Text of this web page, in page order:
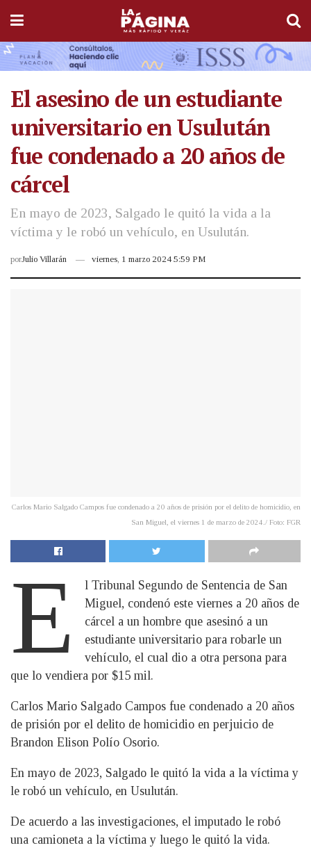
El asesino de un estudiante
universitario en Usulután
fue condenado a 20 años de
cárcel
En mayo de 2023, Salgado le quitó la vida a la
víctima y le robó un vehículo, en Usulután.
porJulio Villarán viernes, 1 marzo 2024 5:59 PM
Carlos Mario Salgado Campos fue condenado a 20 años de prisión por el delito de homicidio, en
San Miguel, el viernes 1 de marzo de 2024./ Foto: FGR
E
l Tribunal Segundo de Sentencia de San
Miguel, condenó este viernes a 20 años de
cárcel a un hombre que asesinó a un
estudiante universitario para robarle un
vehículo, el cual dio a otra persona para
que lo vendiera por $15 mil.
Carlos Mario Salgado Campos fue condenado a 20 años
de prisión por el delito de homicidio en perjuicio de
Brandon Elison Polío Osorio.
En mayo de 2023, Salgado le quitó la vida a la víctima y
le robó un vehículo, en Usulután.
De acuerdo a las investigaciones, el imputado le robó
una camioneta a la víctima y luego le quitó la vida.